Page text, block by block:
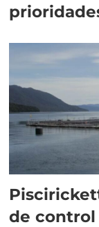
de